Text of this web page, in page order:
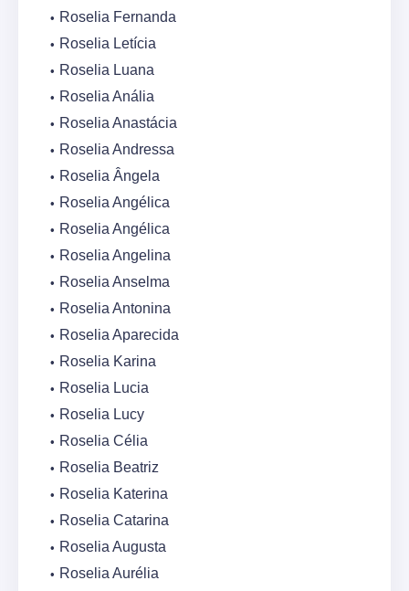
Roselia Fernanda
Roselia Letícia
Roselia Luana
Roselia Anália
Roselia Anastácia
Roselia Andressa
Roselia Ângela
Roselia Angélica
Roselia Angélica
Roselia Angelina
Roselia Anselma
Roselia Antonina
Roselia Aparecida
Roselia Karina
Roselia Lucia
Roselia Lucy
Roselia Célia
Roselia Beatriz
Roselia Katerina
Roselia Catarina
Roselia Augusta
Roselia Aurélia